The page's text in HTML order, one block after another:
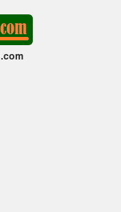
.com